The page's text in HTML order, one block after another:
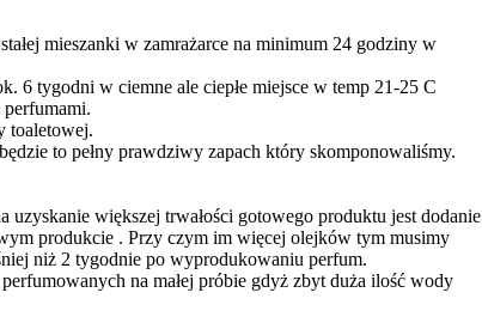
mieszanki w zamrażarce na minimum 24 godziny w
6 tygodni w ciemne ale ciepłe miejsce w temp 21-25 C
toaletowej.
to pełny prawdziwy zapach który skomponowaliśmy.
większej trwałości gotowego produktu jest dodanie
produkcie . Przy czym im więcej olejków tym musimy
niż 2 tygodnie po wyprodukowaniu perfum.
na małej próbie gdyż zbyt duża ilość wody